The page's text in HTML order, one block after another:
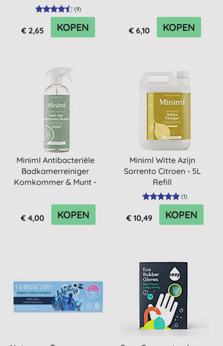
(9)
€ 2,65 KOPEN € 6,10 KOPEN
Miniml Antibacteriële
Badkamerreiniger
Komkommer & Munt -
€ 4,00 KOPEN
Miniml Witte Azijn
Sorrento Citroen - 5L
Refill
(1)
€ 10,49 KOPEN